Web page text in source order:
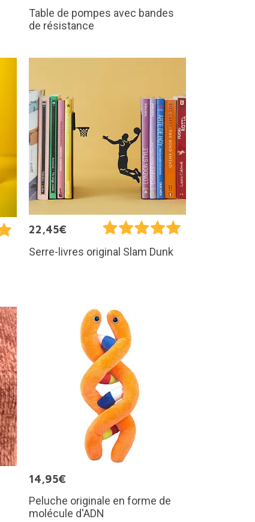
Table de pompes avec bandes
de résistance
22,45€
Serre-livres original Slam Dunk
14,95€
Peluche originale en forme de
molécule d'ADN